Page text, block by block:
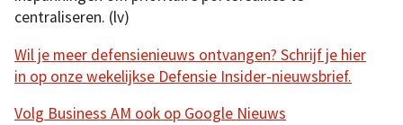
centraliseren. (lv)
Wil je meer defensienieuws ontvangen? Schrijf je hier
in op onze wekelijkse Defensie Insider-nieuwsbrief.
Volg Business AM ook op Google Nieuws